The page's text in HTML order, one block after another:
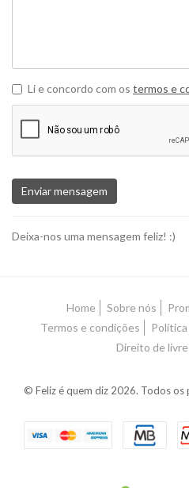
Li e concordo com os termos e
Enviar mensagem
Deixa-nos uma mensagem feliz! :)
Home Sobre nós
Termos e condições
Direito de
© Feliz é quem diz 2026. Todos os